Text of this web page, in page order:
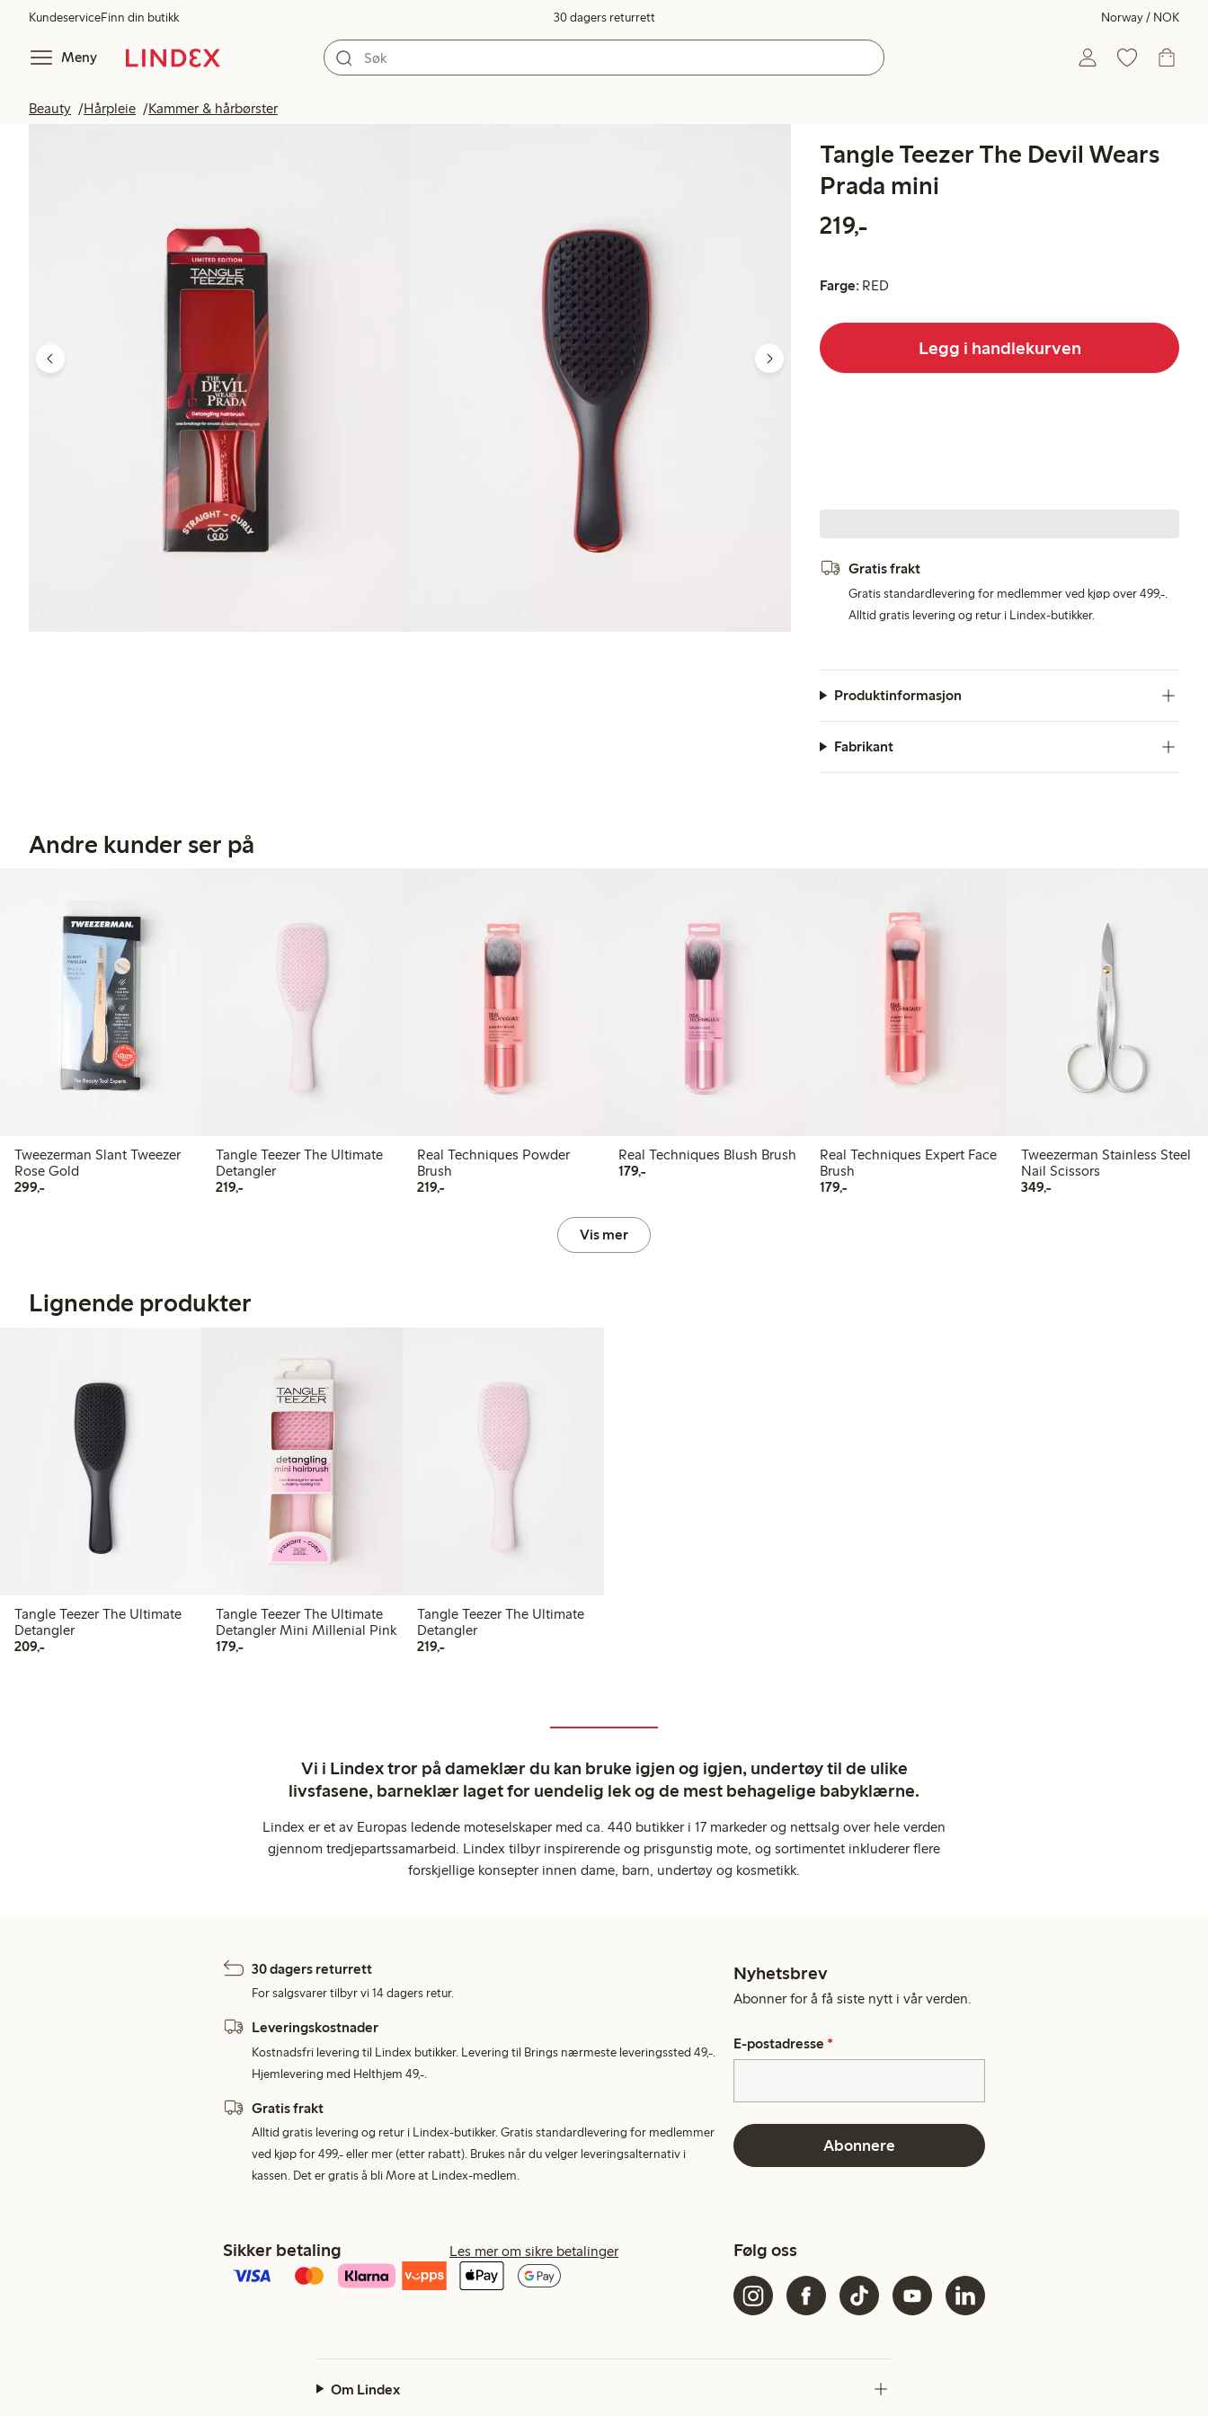
KundeserviceFinn din butikk 30 dagers returrett Norway / NOK
Meny
Beauty Hårpleie Kammer & hårbørster
Tangle Teezer The Devil Wears
Prada mini
219,-
Farge: RED
Legg i handlekurven
Gratis frakt
Gratis standardlevering for medlemmer ved kjøp over 499,-.
Alltid gratis levering og retur i Lindex-butikker.
Produktinformasjon
Fabrikant
Andre kunder ser på
Tweezerman Slant Tweezer
Rose Gold
299,-299,00 kr
Tangle Teezer The Ultimate
Detangler
219,-219,00 kr
Real Techniques Powder
Brush
219,-219,00 kr
Real Techniques Blush Brush
179,-179,00 kr
Real Techniques Expert Face
Brush
179,-179,00 kr
Tweezerman Stainless Steel
Nail Scissors
349,-349,00 kr
Vis mer
Lignende produkter
Tangle Teezer The Ultimate
Detangler
209,-209,00 kr
Tangle Teezer The Ultimate
Detangler Mini Millenial Pink
179,-179,00 kr
Tangle Teezer The Ultimate
Detangler
219,-219,00 kr
Vi i Lindex tror på dameklær du kan bruke igjen og igjen, undertøy til de ulike
livsfasene, barneklær laget for uendelig lek og de mest behagelige babyklærne.
Lindex er et av Europas ledende moteselskaper med ca. 440 butikker i 17 markeder og nettsalg over hele verden
gjennom tredjepartssamarbeid. Lindex tilbyr inspirerende og prisgunstig mote, og sortimentet inkluderer flere
forskjellige konsepter innen dame, barn, undertøy og kosmetikk.
30 dagers returrett
For salgsvarer tilbyr vi 14 dagers retur.
Leveringskostnader
Kostnadsfri levering til Lindex butikker. Levering til Brings nærmeste leveringssted 49,-.
Hjemlevering med Helthjem 49,-.
Gratis frakt
Alltid gratis levering og retur i Lindex-butikker. Gratis standardlevering for medlemmer
ved kjøp for 499,- eller mer (etter rabatt). Brukes når du velger leveringsalternativ i
kassen. Det er gratis å bli More at Lindex-medlem.
Nyhetsbrev
Abonner for å få siste nytt i vår verden.
E-postadresse *
Abonnere
Sikker betaling Les mer om sikre betalinger Følg oss
Om Lindex